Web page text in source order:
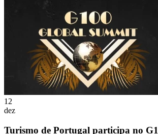
12
dez
Turismo de Portugal participa no